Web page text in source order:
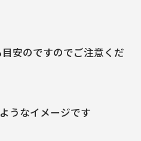
のですのでご注意くだ
うなイメージです